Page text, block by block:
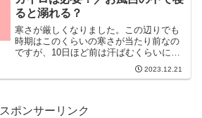
ると溺れる？
寒さが厳しくなりました。この辺りでも
時期はこのくらいの寒さが当たり前なの
ですが、10日ほど前は汗ばむくらいに暑
かったのに、急に寒波襲来で真冬になっ
てしまうのは体にこたえますよね。冷え
2023.12.21
スポンサーリンク